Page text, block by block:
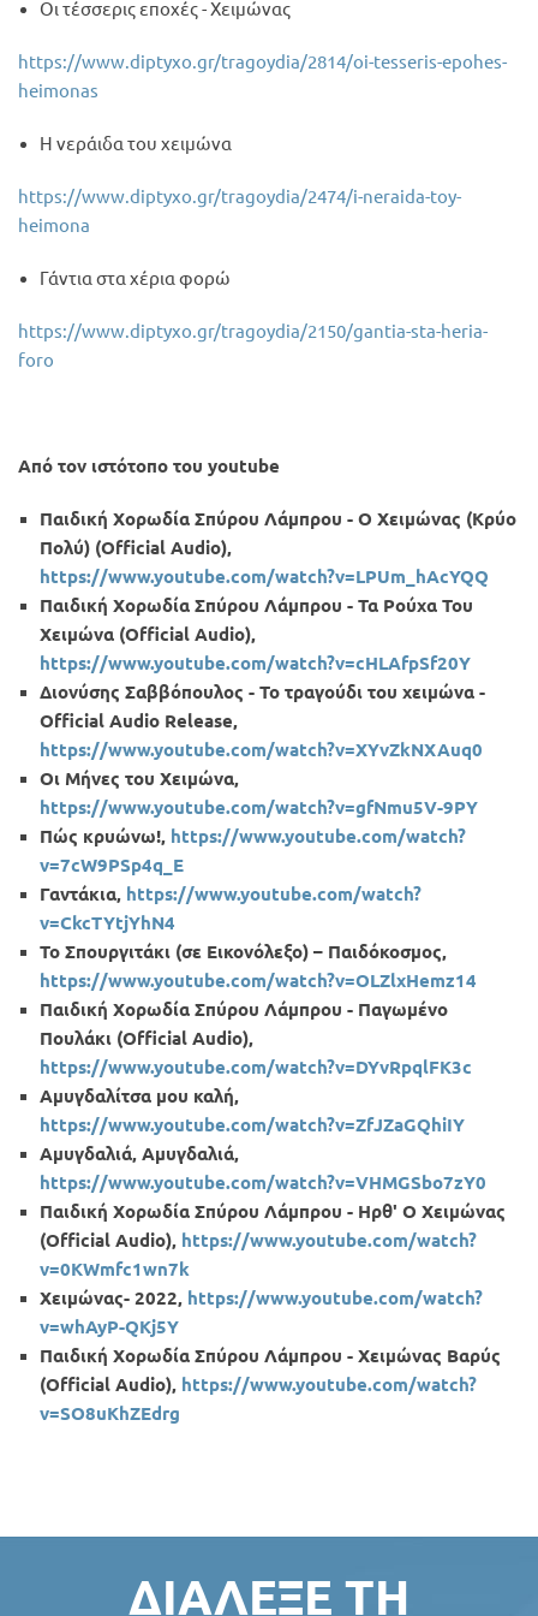
Οι τέσσερις εποχές - Χειμώνας
https://www.diptyxo.gr/tragoydia/2814/oi-tesseris-epohes-
heimonas
Η νεράιδα του χειμώνα
https://www.diptyxo.gr/tragoydia/2474/i-neraida-toy-
heimona
Γάντια στα χέρια φορώ
https://www.diptyxo.gr/tragoydia/2150/gantia-sta-heria-
foro
Από τον ιστότοπο του youtube
Παιδική Χορωδία Σπύρου Λάμπρου - Ο Χειμώνας (Κρύο
Πολύ) (Official Audio),
https://www.youtube.com/watch?v=LPUm_
hAcYQQ
Παιδική Χορωδία Σπύρου Λάμπρου - Τα Ρούχα Του
Χειμώνα (Official Audio),
https://www.youtube.com/watch?v=cHLAfpSf20Y
Διονύσης Σαββόπουλος - Το τραγούδι του χειμώνα -
Official Audio Release,
https://www.youtube.com/watch?v=XYvZkNXAuq0
Οι Μήνες του Χειμώνα,
https://www.youtube.com/watch?v=gfNmu5V-9PY
Πώς κρυώνω!, https://www.youtube.com/watch?
v=7cW9PSp4q_ E
Γαντάκια, https://www.youtube.com/watch?
v=CkcTYtjYhN4
Το Σπουργιτάκι (σε Εικονόλεξο) – Παιδόκοσμος,
https://www.youtube.com/watch?v=OLZlxHemz14
Παιδική Χορωδία Σπύρου Λάμπρου - Παγωμένο
Πουλάκι (Official Audio),
https://www.youtube.com/watch?v=DYvRpqlFK3c
Αμυγδαλίτσα μου καλή,
https://www.youtube.com/watch?v=ZfJZaGQhiIY
Αμυγδαλιά, Αμυγδαλιά,
https://www.youtube.com/watch?v=VHMGSbo7zY0
Παιδική Χορωδία Σπύρου Λάμπρου - Ηρθ' Ο Χειμώνας
(Official Audio), https://www.youtube.com/watch?
v=0KWmfc1wn7 k
Χειμώνας- 2022, https://www.youtube.com/watch?
v=whAyP-QKj5Y
Παιδική Χορωδία Σπύρου Λάμπρου - Χειμώνας Βαρύς
(Official Audio), https://www.youtube.com/watch?
v=SO8uKhZEdrg
ΔΙΆΛΕΞΕ ΤΗ